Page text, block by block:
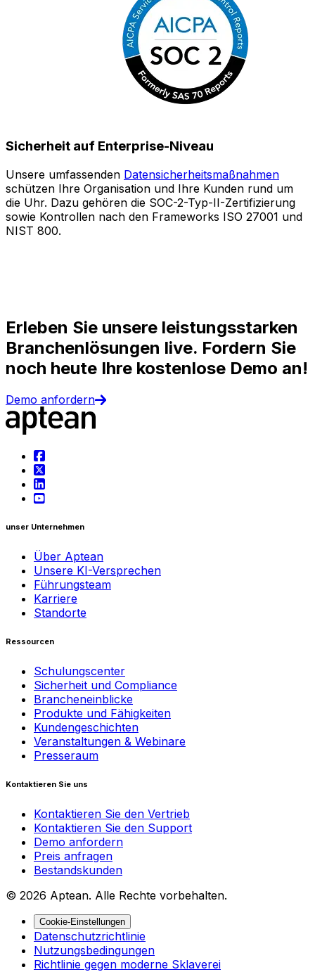
Sicherheit auf Enterprise-Niveau
Unsere umfassenden Datensicherheitsmaßnahmen
schützen Ihre Organisation und Ihre Kunden rund um
die Uhr. Dazu gehören die SOC-2-Typ-II-Zertifizierung
sowie Kontrollen nach den Frameworks ISO 27001 und
NIST 800.
Erleben Sie unsere leistungsstarken
Branchenlösungen live. Fordern Sie
noch heute Ihre kostenlose Demo an!
Demo anfordern
unser Unternehmen
Über Aptean
Unsere KI-Versprechen
Führungsteam
Karriere
Standorte
Ressourcen
Schulungscenter
Sicherheit und Compliance
Brancheneinblicke
Produkte und Fähigkeiten
Kundengeschichten
Veranstaltungen & Webinare
Presseraum
Kontaktieren Sie uns
Kontaktieren Sie den Vertrieb
Kontaktieren Sie den Support
Demo anfordern
Preis anfragen
Bestandskunden
© 2026 Aptean. Alle Rechte vorbehalten.
Cookie-Einstellungen
Datenschutzrichtlinie
Nutzungsbedingungen
Richtlinie gegen moderne Sklaverei